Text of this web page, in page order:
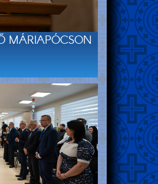
MÁRIAPÓCSON